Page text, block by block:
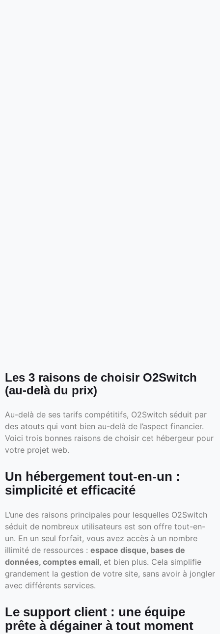
Les 3 raisons de choisir O2Switch
(au-delà du prix)
Au-delà de ses tarifs compétitifs, O2Switch séduit par
des atouts qui vont bien au-delà de l’aspect financier.
Voici trois bonnes raisons de choisir cet hébergeur pour
votre projet web.
Un hébergement tout-en-un :
simplicité et efficacité
L’une des raisons principales pour lesquelles O2Switch
séduit de nombreux utilisateurs est son offre tout-en-
un. En un seul forfait, vous avez accès à un nombre
illimité de ressources : espace disque, bases de
données, comptes email, et bien plus. Cela simplifie
grandement la gestion de votre site, sans avoir à jongler
avec différents services.
Le support client : une équipe
prête à dégainer à tout moment